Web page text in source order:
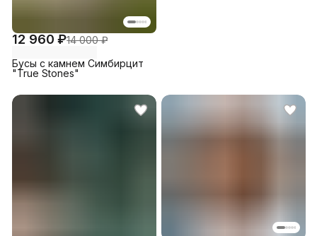
12 960 ₽14 000 ₽
Бусы с камнем Симбирцит
"True Stones"